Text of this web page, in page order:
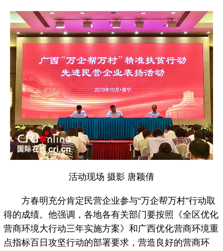
活动现场 摄影 唐颖倩
方春明充分肯定民营企业参与“万企帮万村”行动取
得的成绩。他强调，各地各有关部门要按照《全区优化
营商环境大行动三年实施方案》和广西优化营商环境重
点指标百日攻坚行动的部署要求，营造良好的营商环